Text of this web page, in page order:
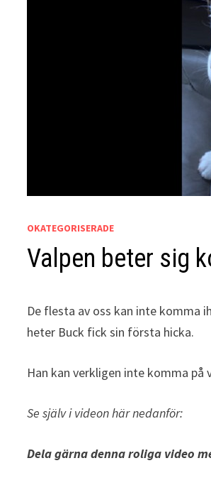
OKATEGORISERADE
Valpen beter sig
De flesta av oss kan inte komma
heter Buck fick sin första hicka.
Han kan verkligen inte komma
Se själv i videon här nedanför:
Dela gärna denna roliga video